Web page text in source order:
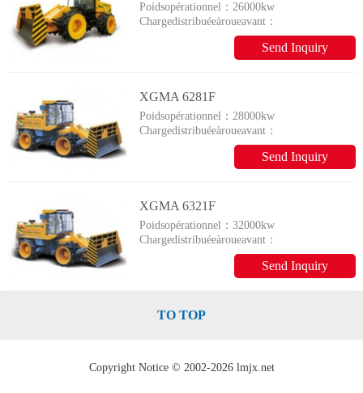
Poidsopérationnel：26000kw
Chargedistribuéeàroueavant：
Send Inquiry
XGMA 6281F
Poidsopérationnel：28000kw
Chargedistribuéeàroueavant：
Send Inquiry
XGMA 6321F
Poidsopérationnel：32000kw
Chargedistribuéeàroueavant：
Send Inquiry
TO TOP
Copyright Notice © 2002-2026 lmjx.net